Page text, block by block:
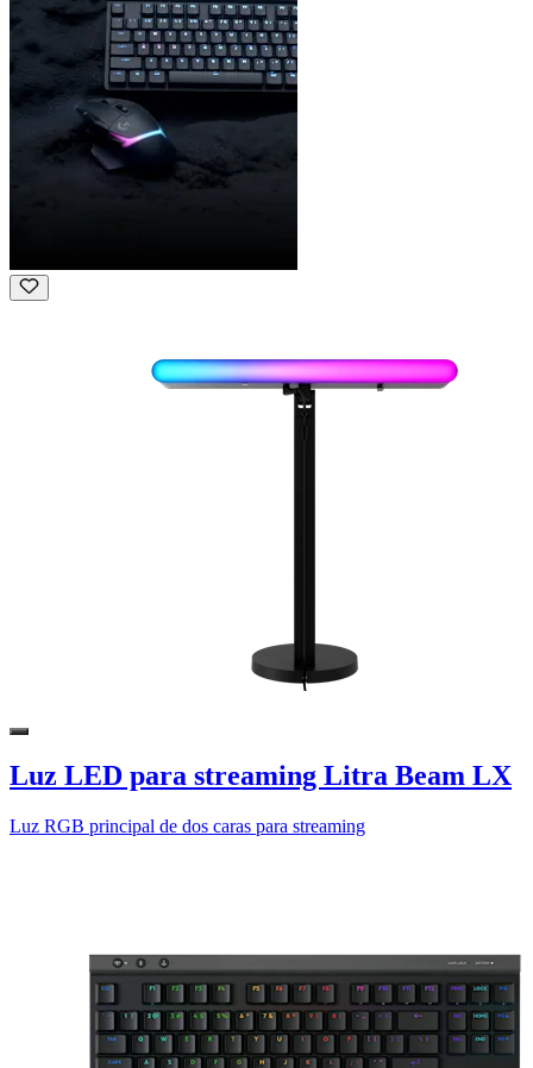
Luz LED para streaming Litra Beam LX
Luz RGB principal de dos caras para streaming